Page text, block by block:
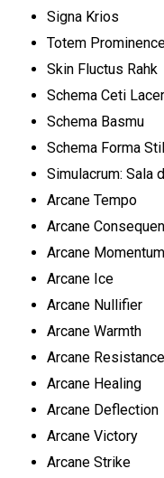
Signa Krios
Totem
Skin Fluctus Rahk
Schema Ceti
Schema Basmu
Schema Forma
Simulacrum: Sala
Arcane Tempo
Arcane
Arcane Momentum
Arcane Ice
Arcane Nullifier
Arcane Warmth
Arcane Resistance
Arcane Healing
Arcane Deflection
Arcane Victory
Arcane Strike